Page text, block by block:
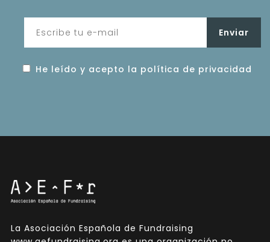
He leído y acepto la política de privacidad
La Asociación Española de Fundraising